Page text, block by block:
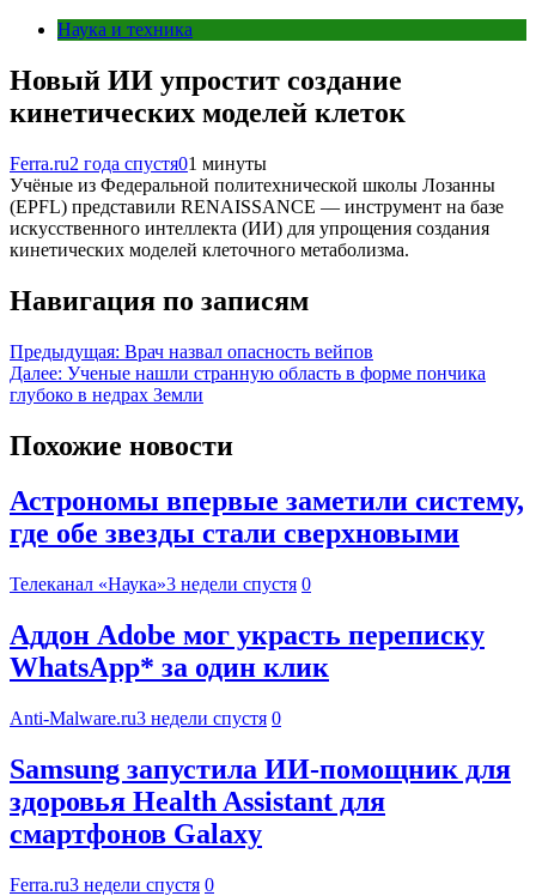
Наука и техника
Новый ИИ упростит создание
кинетических моделей клеток
Ferra.ru2 года спустя01 минуты
Учёные из Федеральной политехнической школы Лозанны
(EPFL) представили RENAISSANCE — инструмент на базе
искусственного интеллекта (ИИ) для упрощения создания
кинетических моделей клеточного метаболизма.
Навигация по записям
Предыдущая: Врач назвал опасность вейпов
Далее: Ученые нашли странную область в форме пончика
глубоко в недрах Земли
Похожие новости
Астрономы впервые заметили систему,
где обе звезды стали сверхновыми
Телеканал «Наука»3 недели спустя 0
Аддон Adobe мог украсть переписку
WhatsApp* за один клик
Anti-Malware.ru3 недели спустя 0
Samsung запустила ИИ-помощник для
здоровья Health Assistant для
смартфонов Galaxy
Ferra.ru3 недели спустя 0